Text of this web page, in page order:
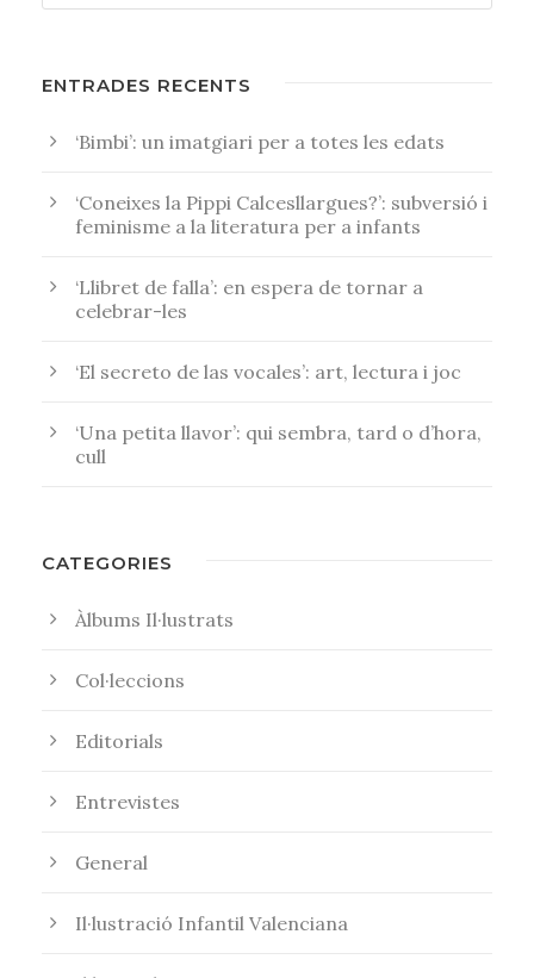
ENTRADES RECENTS
‘Bimbi’: un imatgiari per a totes les edats
‘Coneixes la Pippi Calcesllargues?’: subversió i
feminisme a la literatura per a infants
‘Llibret de falla’: en espera de tornar a
celebrar-les
‘El secreto de las vocales’: art, lectura i joc
‘Una petita llavor’: qui sembra, tard o d’hora,
cull
CATEGORIES
Àlbums Il·lustrats
Col·leccions
Editorials
Entrevistes
General
Il·lustració Infantil Valenciana